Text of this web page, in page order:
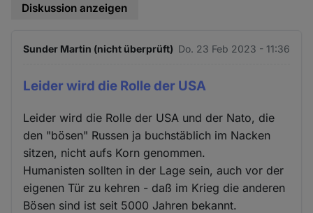
Diskussion anzeigen
Sunder Martin (nicht überprüft) Do. 23 Feb 2023 - 11:36
Leider wird die Rolle der USA
Leider wird die Rolle der USA und der Nato, die
den "bösen" Russen ja buchstäblich im Nacken
sitzen, nicht aufs Korn genommen.
Humanisten sollten in der Lage sein, auch vor der
eigenen Tür zu kehren - daß im Krieg die anderen
Bösen sind ist seit 5000 Jahren bekannt.